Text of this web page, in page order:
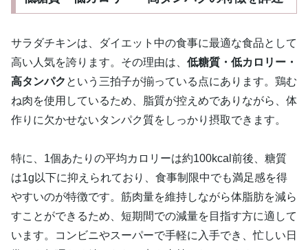
サラダチキンは、ダイエット中の食事に最適な食品として
高い人気を誇ります。その理由は、 低糖質・低カロリー・
高タンパク という三拍子が揃っている点にあります。鶏む
ね肉を使用しているため、脂質が控えめでありながら、体
作りに欠かせないタンパク質をしっかり摂取できます。
特に、1個あたりの平均カロリーは約100kcal前後、糖質
は1g以下に抑えられており、食事制限中でも満足感を得
やすいのが特徴です。筋肉量を維持しながら体脂肪を減ら
すことができるため、短期間での減量を目指す方に適して
います。コンビニやスーパーで手軽に入手でき、忙しい日